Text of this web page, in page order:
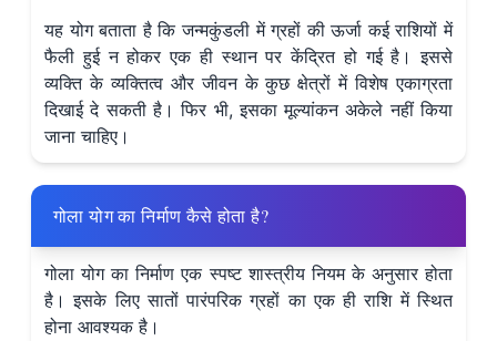
यह योग बताता है कि जन्मकुंडली में ग्रहों की ऊर्जा कई राशियों में
फैली हुई न होकर एक ही स्थान पर केंद्रित हो गई है। इससे
व्यक्ति के व्यक्तित्व और जीवन के कुछ क्षेत्रों में विशेष एकाग्रता
दिखाई दे सकती है। फिर भी, इसका मूल्यांकन अकेले नहीं किया
जाना चाहिए।
गोला योग का निर्माण कैसे होता है?
गोला योग का निर्माण एक स्पष्ट शास्त्रीय नियम के अनुसार होता
है। इसके लिए सातों पारंपरिक ग्रहों का एक ही राशि में स्थित
होना आवश्यक है।